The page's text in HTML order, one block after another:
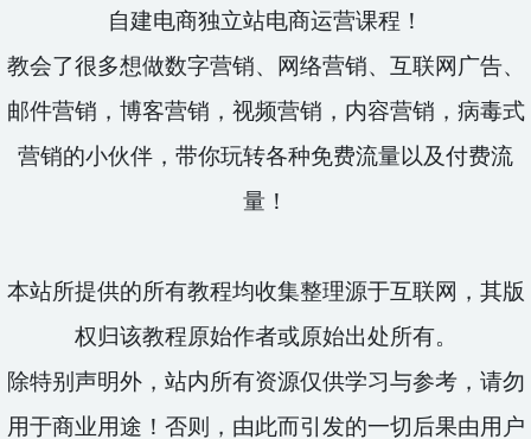
自建电商独立站电商运营课程！
教会了很多想做数字营销、网络营销、互联网广告、
邮件营销，博客营销，视频营销，内容营销，病毒式
营销的小伙伴，带你玩转各种免费流量以及付费流
量！
本站所提供的所有教程均收集整理源于互联网，其版
权归该教程原始作者或原始出处所有。
除特别声明外，站内所有资源仅供学习与参考，请勿
用于商业用途！否则，由此而引发的一切后果由用户